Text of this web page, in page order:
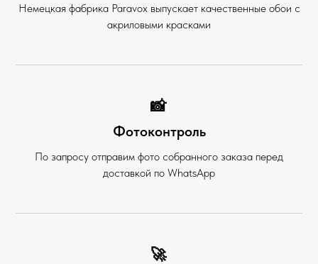
Немецкая фабрика Paravox выпускает качественные обои с
акриловыми красками
📸
Фотоконтроль
По запросу отправим фото собранного заказа перед
доставкой по WhatsApp
🚀